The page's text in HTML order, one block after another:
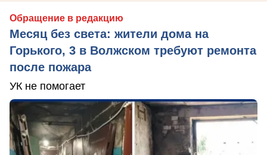
Обращение в редакцию
Месяц без света: жители дома на
Горького, 3 в Волжском требуют ремонта
после пожара
УК не помогает